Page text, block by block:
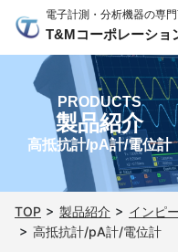
電子計測・分析機器の専
T&Mコーポレーショ
PRODUCTS
製品紹介
高抵抗計/pA計/電位計
TOP 製品紹介
インピ
高抵抗計/pA計/電位計